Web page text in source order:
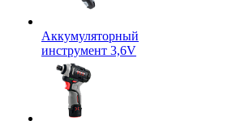
Аккумуляторный
инструмент 3,6V